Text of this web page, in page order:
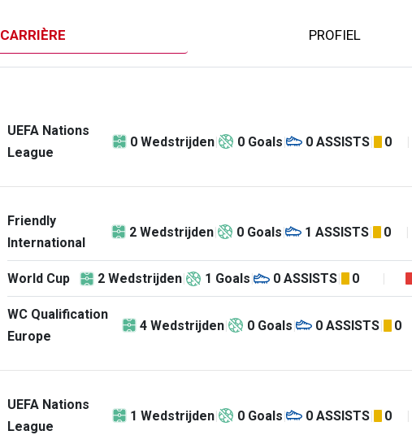
CARRIÈRE PROFIEL
UEFA Nations
League
0 Wedstrijden 0 Goals 0 ASSISTS 0
Friendly
International
2 Wedstrijden 0 Goals 1 ASSISTS 0
World Cup 2 Wedstrijden 1 Goals 0 ASSISTS 0
WC Qualification
Europe
4 Wedstrijden 0 Goals 0 ASSISTS 0
UEFA Nations
League
1 Wedstrijden 0 Goals 0 ASSISTS 0